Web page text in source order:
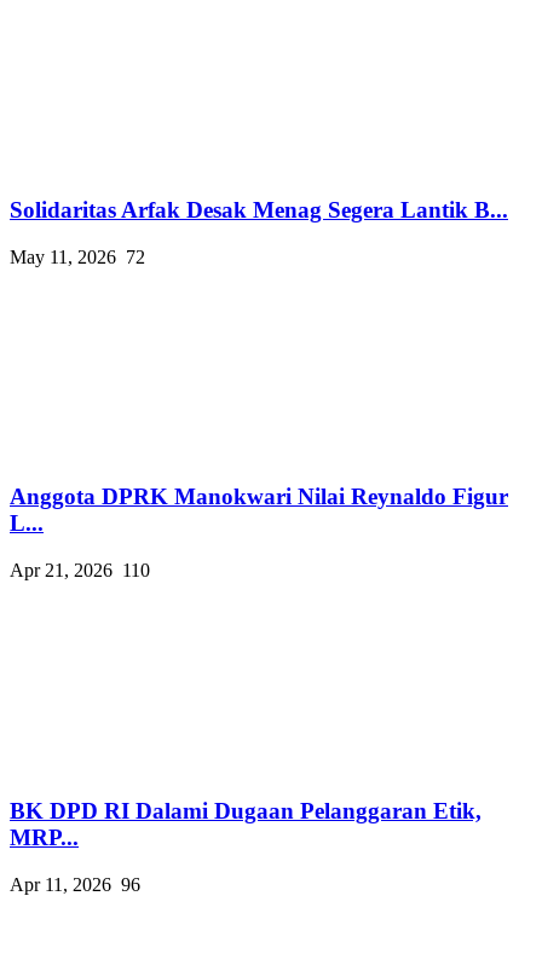
Solidaritas Arfak Desak Menag Segera Lantik B...
May 11, 2026 72
Anggota DPRK Manokwari Nilai Reynaldo Figur
L...
Apr 21, 2026 110
BK DPD RI Dalami Dugaan Pelanggaran Etik,
MRP...
Apr 11, 2026 96